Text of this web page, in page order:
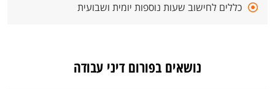
כללים לחישוב שעות נוספות יומית ושבועית
נושאים בפורום דיני עבודה